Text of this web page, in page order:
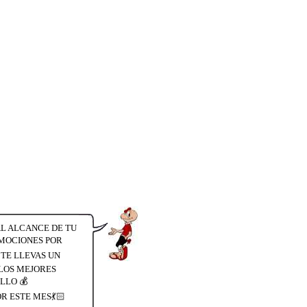
ALCANCE DE TU
POR
TE LLEVAS UN
MEJORES
💰
ESTE MES💃🏻